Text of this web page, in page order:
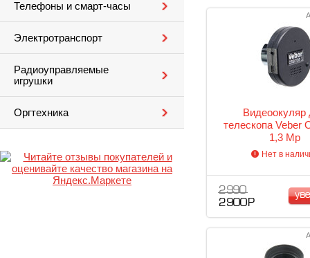
Телефоны и смарт-часы
Электротранспорт
Радиоуправляемые
игрушки
Оргтехника
Видеоокуляр
телескопа Veber
1,3 Mp
Нет в
2 990
2 900 Р